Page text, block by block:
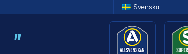
Svenska
"